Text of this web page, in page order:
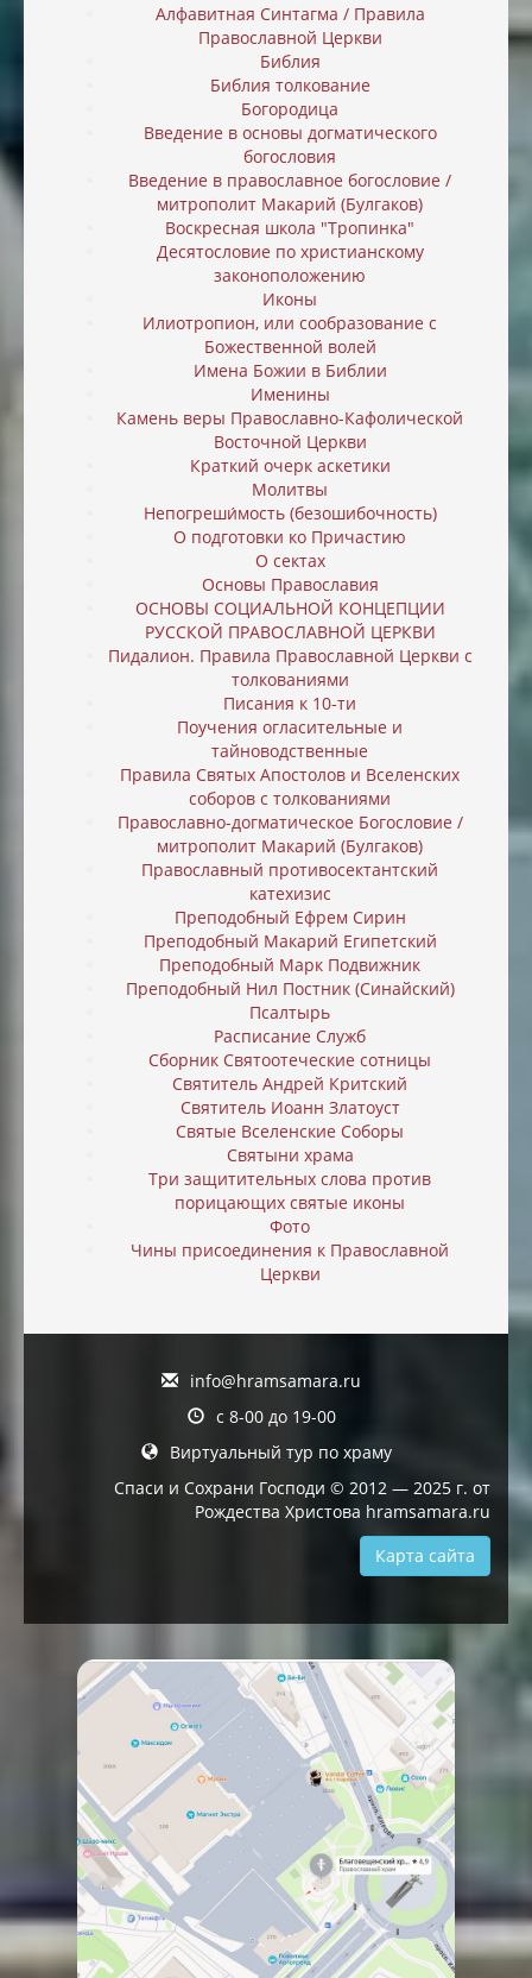
Алфавитная Синтагма / Правила
Православной Церкви
Библия
Библия толкование
Богородица
Введение в основы догматического
богословия
Введение в православное богословие /
митрополит Макарий (Булгаков)
Воскресная школа "Тропинка"
Десятословие по христианскому
законоположению
Иконы
Илиотропион, или cообразование с
Божественной волей
Имена Божии в Библии
Именины
Камень веры Православно-Кафолической
Восточной Церкви
Краткий очерк аскетики
Молитвы
Непогреши́мость (безошибочность)
О подготовки ко Причастию
О сектах
Основы Православия
ОСНОВЫ СОЦИАЛЬНОЙ КОНЦЕПЦИИ
РУССКОЙ ПРАВОСЛАВНОЙ ЦЕРКВИ
Пидалион. Правила Православной Церкви с
толкованиями
Писания к 10-ти
Поучения огласительные и
тайноводственные
Правила Святых Апостолов и Вселенских
соборов с толкованиями
Православно-догматическое Богословие /
митрополит Макарий (Булгаков)
Православный противосектантский
катехизис
Преподобный Ефрем Сирин
Преподобный Макарий Египетский
Преподобный Марк Подвижник
Преподобный Нил Постник (Синайский)
Псалтырь
Расписание Служб
Сборник Святоотеческие сотницы
Святитель Андрей Критский
Святитель Иоанн Златоуст
Святые Вселенские Соборы
Святыни храма
Три защитительных слова против
порицающих святые иконы
Фото
Чины присоединения к Православной
Церкви
info@hramsamara.ru
с 8-00 до 19-00
Виртуальный тур по храму
Спаси и Сохрани Господи © 2012 — 2025 г. от
Рождества Христова hramsamara.ru
Карта сайта